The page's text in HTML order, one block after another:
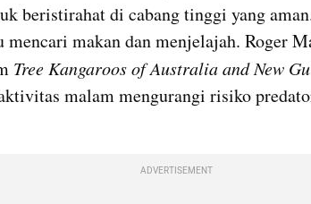
beristirahat di cabang tinggi yang
mencari makan dan menjelajah. Roger
Tree Kangaroos of Australia and New
malam mengurangi risiko
ADVERTISEMENT